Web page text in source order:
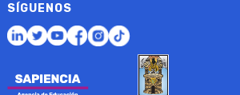
SÍGUENOS